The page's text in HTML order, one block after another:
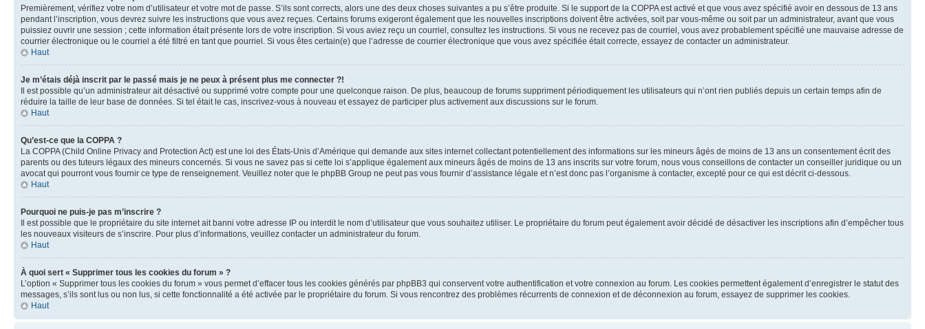
Premièrement, vérifiez votre nom d’utilisateur et votre mot de passe. S’ils sont corrects, alors une des deux choses suivantes a pu s’être produite. Si le support de la COPPA est activé et que vous avez spécifié avoir en dessous de 13 ans
pendant l’inscription, vous devrez suivre les instructions que vous avez reçues. Certains forums exigeront également que les nouvelles inscriptions doivent être activées, soit par vous-même ou soit par un administrateur, avant que vous
puissiez ouvrir une session ; cette information était présente lors de votre inscription. Si vous aviez reçu un courriel, consultez les instructions. Si vous ne recevez pas de courriel, vous avez probablement spécifié une mauvaise adresse de
courrier électronique ou le courriel a été filtré en tant que pourriel. Si vous êtes certain(e) que l’adresse de courrier électronique que vous avez spécifiée était correcte, essayez de contacter un administrateur.
Haut
Je m’étais déjà inscrit par le passé mais je ne peux à présent plus me connecter ?!
Il est possible qu’un administrateur ait désactivé ou supprimé votre compte pour une quelconque raison. De plus, beaucoup de forums suppriment périodiquement les utilisateurs qui n’ont rien publiés depuis un certain temps afin de
réduire la taille de leur base de données. Si tel était le cas, inscrivez-vous à nouveau et essayez de participer plus activement aux discussions sur le forum.
Haut
Qu’est-ce que la COPPA ?
La COPPA (Child Online Privacy and Protection Act) est une loi des États-Unis d’Amérique qui demande aux sites internet collectant potentiellement des informations sur les mineurs âgés de moins de 13 ans un consentement écrit des
parents ou des tuteurs légaux des mineurs concernés. Si vous ne savez pas si cette loi s’applique également aux mineurs âgés de moins de 13 ans inscrits sur votre forum, nous vous conseillons de contacter un conseiller juridique ou un
avocat qui pourront vous fournir ce type de renseignement. Veuillez noter que le phpBB Group ne peut pas vous fournir d’assistance légale et n’est donc pas l’organisme à contacter, excepté pour ce qui est décrit ci-dessous.
Haut
Pourquoi ne puis-je pas m’inscrire ?
Il est possible que le propriétaire du site internet ait banni votre adresse IP ou interdit le nom d’utilisateur que vous souhaitez utiliser. Le propriétaire du forum peut également avoir décidé de désactiver les inscriptions afin d’empêcher tous
les nouveaux visiteurs de s’inscrire. Pour plus d’informations, veuillez contacter un administrateur du forum.
Haut
À quoi sert « Supprimer tous les cookies du forum » ?
L’option « Supprimer tous les cookies du forum » vous permet d’effacer tous les cookies générés par phpBB3 qui conservent votre authentification et votre connexion au forum. Les cookies permettent également d’enregistrer le statut des
messages, s’ils sont lus ou non lus, si cette fonctionnalité a été activée par le propriétaire du forum. Si vous rencontrez des problèmes récurrents de connexion et de déconnexion au forum, essayez de supprimer les cookies.
Haut